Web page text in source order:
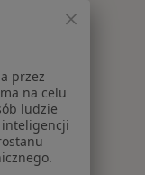
przez
na celu
ludzie
inteligencji